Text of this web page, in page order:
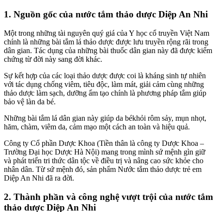
1. Nguồn gốc của nước tắm thảo dược Diệp An Nhi
Một trong những tài nguyên quý giá của Y học cổ truyền Việt Nam
chính là những bài tắm lá thảo dược được lưu truyền rộng rãi trong
dân gian. Tác dụng của những bài thuốc dân gian này đã được kiểm
chứng từ đời này sang đời khác.
Sự kết hợp của các loại thảo dược được coi là kháng sinh tự nhiên
với tác dụng chống viêm, tiêu độc, làm mát, giải cảm cùng những
thảo dược làm sạch, dưỡng ẩm tạo chính là phương pháp tắm giúp
bảo vệ làn da bé.
Những bài tắm lá dân gian này giúp da békhỏi rôm sảy, mụn nhọt,
hăm, chàm, viêm da, cảm mạo một cách an toàn và hiệu quả.
Công ty Cổ phần Dược Khoa (Tiền thân là công ty Dược Khoa –
Trường Đại học Dược Hà Nội) mang trong mình sứ mệnh gìn giữ
và phát triển tri thức dân tộc về điều trị và nâng cao sức khỏe cho
nhân dân. Từ sứ mệnh đó, sản phẩm Nước tắm thảo dược trẻ em
Diệp An Nhi đã ra đời.
2. Thành phần và công nghệ vượt trội của nước tắm
thảo dược Diệp An Nhi